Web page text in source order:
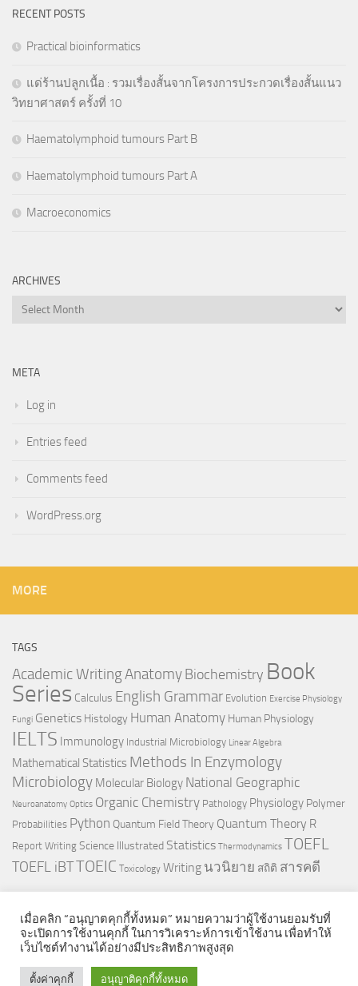
RECENT POSTS
Practical bioinformatics
แด่ร้านปลูกเนื้อ : รวมเรื่องสั้นจากโครงการประกวดเรื่องสั้นแนว
วิทยาศาสตร์ ครั้งที่ 10
Haematolymphoid tumours Part B
Haematolymphoid tumours Part A
Macroeconomics
ARCHIVES
Archives
META
Log in
Entries feed
Comments feed
WordPress.org
MORE
TAGS
Academic WritingAnatomyBiochemistry Book
Series Calculus English Grammar Evolution Exercise Physiology
Fungi Genetics Histology Human Anatomy Human Physiology
IELTS Immunology Industrial Microbiology Linear Algebra
Mathematical Statistics Methods In Enzymology
Microbiology Molecular Biology National Geographic
Neuroanatomy Optics Organic Chemistry Pathology Physiology Polymer
Probabilities Python Quantum Field Theory Quantum Theory R
Report Writing Science Illustrated Statistics Thermodynamics TOEFL
TOEFL iBTTOEIC Toxicology Writing นวนิยาย สถิติ สารคดี
© 2026. All Rights Reserved.
เมื่อคลิก “อนุญาตคุกกี้ทั้งหมด” หมายความว่าผู้ใช้งานยอมรับที่
จะเปิดการใช้งานคุกกี้ ในการวิเคราะห์การเข้าใช้งาน เพื่อทำให้
เว็บไซต์ทำงานได้อย่างมีประสิทธิภาพสูงสุด
ตั้งค่าคุกกี้ อนุญาติคุกกี้ทั้งหมด